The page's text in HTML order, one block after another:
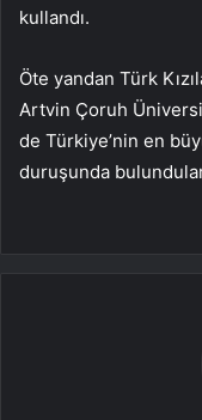
kullandı.
Öte yandan Türk
Artvin Çoruh
de Türkiye’nin en
duruşunda